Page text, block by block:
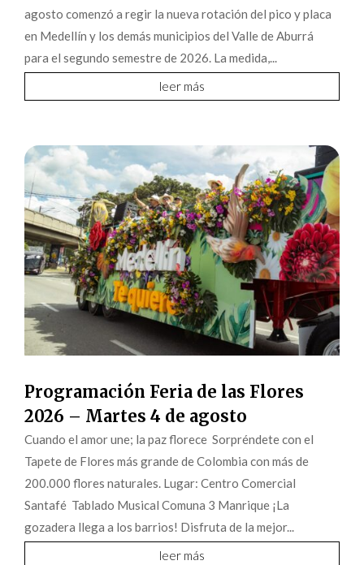
agosto comenzó a regir la nueva rotación del pico y placa
en Medellín y los demás municipios del Valle de Aburrá
para el segundo semestre de 2026. La medida,...
leer más
Programación Feria de las Flores
2026 – Martes 4 de agosto
Cuando el amor une; la paz florece Sorpréndete con el
Tapete de Flores más grande de Colombia con más de
200.000 flores naturales. Lugar: Centro Comercial
Santafé Tablado Musical Comuna 3 Manrique ¡La
gozadera llega a los barrios! Disfruta de la mejor...
leer más